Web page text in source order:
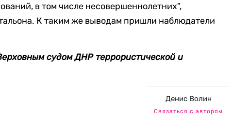
в том числе несовершеннолетних”,
К таким же выводам пришли наблюдатели
судом ДНР террористической и
Денис Волин
Связаться с автором